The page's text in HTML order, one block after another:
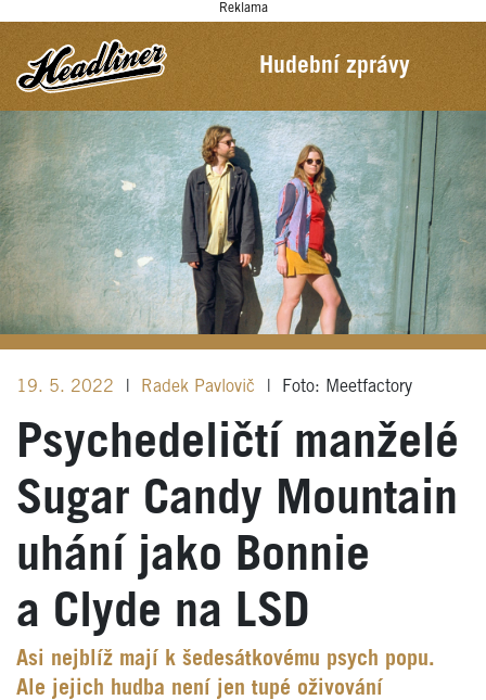
Reklama
Hudební zprávy
19. 5. 2022 Radek Pavlovič Foto: Meetfactory
Psychedeličtí manželé
Sugar Candy Mountain
uhání jako Bonnie
a Clyde na LSD
Asi nejblíž mají k šedesátkovému psych popu.
Ale jejich hudba není jen tupé oživování